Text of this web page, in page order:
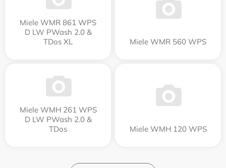
Miele WMR 861 WPS
D LW PWash 2.0 &
TDos XL
Miele WMR 560 WPS
Miele WMH 261 WPS
D LW PWash 2.0 &
TDos
Miele WMH 120 WPS